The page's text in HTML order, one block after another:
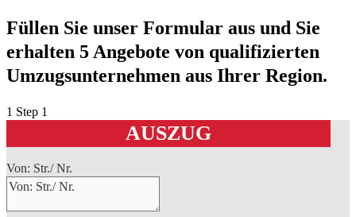
Füllen Sie unser Formular aus und Sie
erhalten 5 Angebote von qualifizierten
Umzugsunternehmen aus Ihrer Region.
1 Step 1
AUSZUG
Von: Str./ Nr.